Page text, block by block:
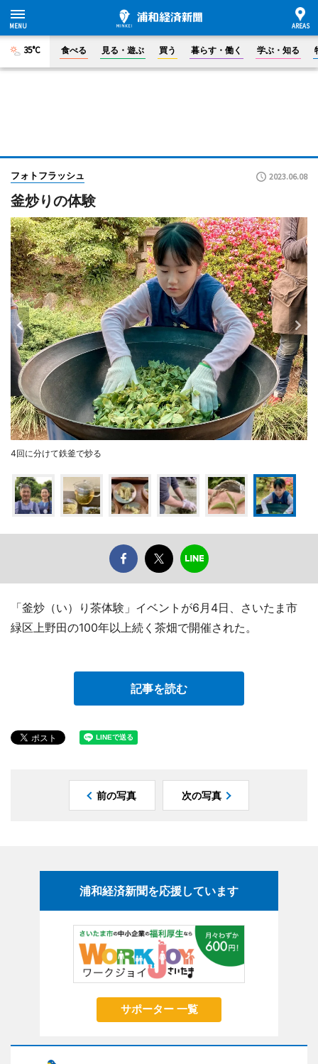
35°C 食べる 見る・遊ぶ 買う 暮らす・働く 学ぶ・知る
フォトフラッシュ 2023.06.08
釜炒りの体験
4回に分けて鉄釜で炒る
「釜炒（い）り茶体験」イベントが6月4日、さいたま市
緑区上野田の100年以上続く茶畑で開催された。
記事を読む
前の写真 次の写真
浦和経済新聞を応援しています
サポーター 一覧